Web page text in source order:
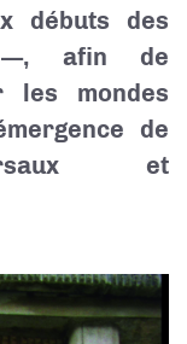
débuts des
—, afin de
les mondes
de
et